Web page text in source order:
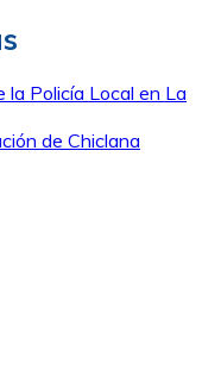
la Policía Local en La
de Chiclana